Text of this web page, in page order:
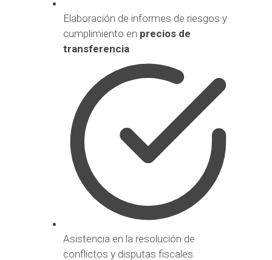
Elaboración de informes de riesgos y
cumplimiento en precios de
transferencia
Asistencia en la resolución de
conflictos y disputas fiscales